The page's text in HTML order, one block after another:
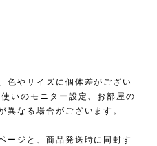
色やサイズに個体差がござい
いのモニター設定、お部屋の
異なる場合がございます。
ージと、商品発送時に同封す